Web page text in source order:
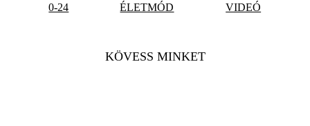
0-24 ÉLETMÓD VIDEÓ
KÖVESS MINKET